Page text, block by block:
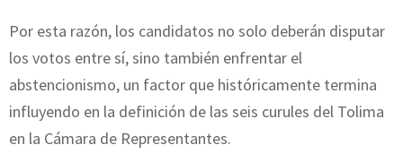
Por esta razón, los candidatos no solo deberán disputar
los votos entre sí, sino también enfrentar el
abstencionismo, un factor que históricamente termina
influyendo en la definición de las seis curules del Tolima
en la Cámara de Representantes.